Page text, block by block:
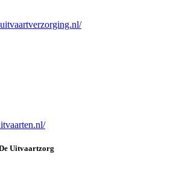
Uitvaartzorg